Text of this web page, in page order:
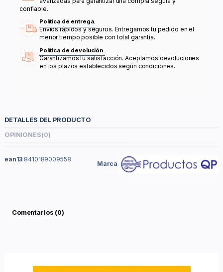
confiable.
Política de entrega.
Envíos rápidos y seguros. Entregamos tu pedido en el
menor tiempo posible con total garantía.
Política de devolución.
Garantizamos tu satisfacción. Aceptamos devoluciones
en los plazos establecidos según condiciones.
DETALLES DEL PRODUCTO
OPINIONES(0)
Marca
ean13 8410189009558
Comentarios (0)